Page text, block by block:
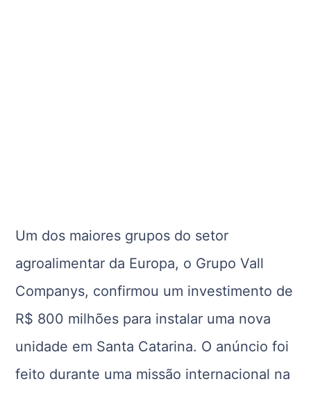
Um dos maiores grupos do setor
agroalimentar da Europa, o Grupo Vall
Companys, confirmou um investimento de
R$ 800 milhões para instalar uma nova
unidade em Santa Catarina. O anúncio foi
feito durante uma missão internacional na